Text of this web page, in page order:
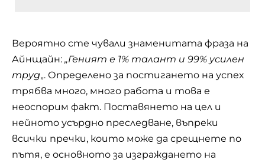
Вероятно сте чували знаменитата фраза на
Айнщайн: „Геният е 1% талант и 99% усилен
труд„. Определено за постигането на успех
трябва много, много работа и това е
неоспорим факт. Поставянето на цел и
нейното усърдно преследване, въпреки
всички пречки, които може да срещнете по
пътя, е основното за изграждането на